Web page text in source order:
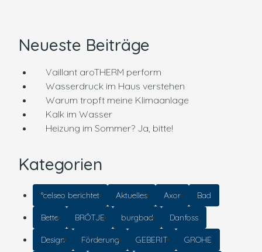
Neueste Beiträge
Vaillant aroTHERM perform
Wasserdruck im Haus verstehen
Warum tropft meine Klimaanlage
Kalk im Wasser
Heizung im Sommer? Ja, bitte!
Kategorien
°celseo berichtet Aktuelles Axor Bad
Bette BRÖTJE burgbad Danfoss
Design Förderung GEBERIT GROHE